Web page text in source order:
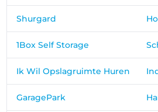
Shurgard
1Box Self Storage
Ik Wil Opslagruimte Huren
GaragePark